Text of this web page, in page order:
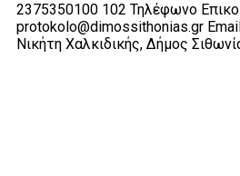
2375350100 102 Τηλέφωνο
protokolo@dimossithonias.gr
Νικήτη Χαλκιδικής, Δήμος